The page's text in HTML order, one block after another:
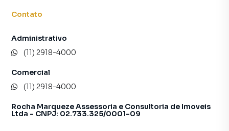
Contato
Administrativo
(11) 2918-4000
Comercial
(11) 2918-4000
Rocha Marqueze Assessoria e Consultoria de Imoveis
Ltda - CNPJ: 02.733.325/0001-09